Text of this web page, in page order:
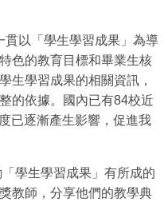
貫以「學生學習成果」為導
色的教育目標和畢業生核
生學習成果的相關資訊，
的依據。國內已有84校近
已逐漸產生影響，促進我
學生學習成果」有所成的
教師，分享他們的教學典